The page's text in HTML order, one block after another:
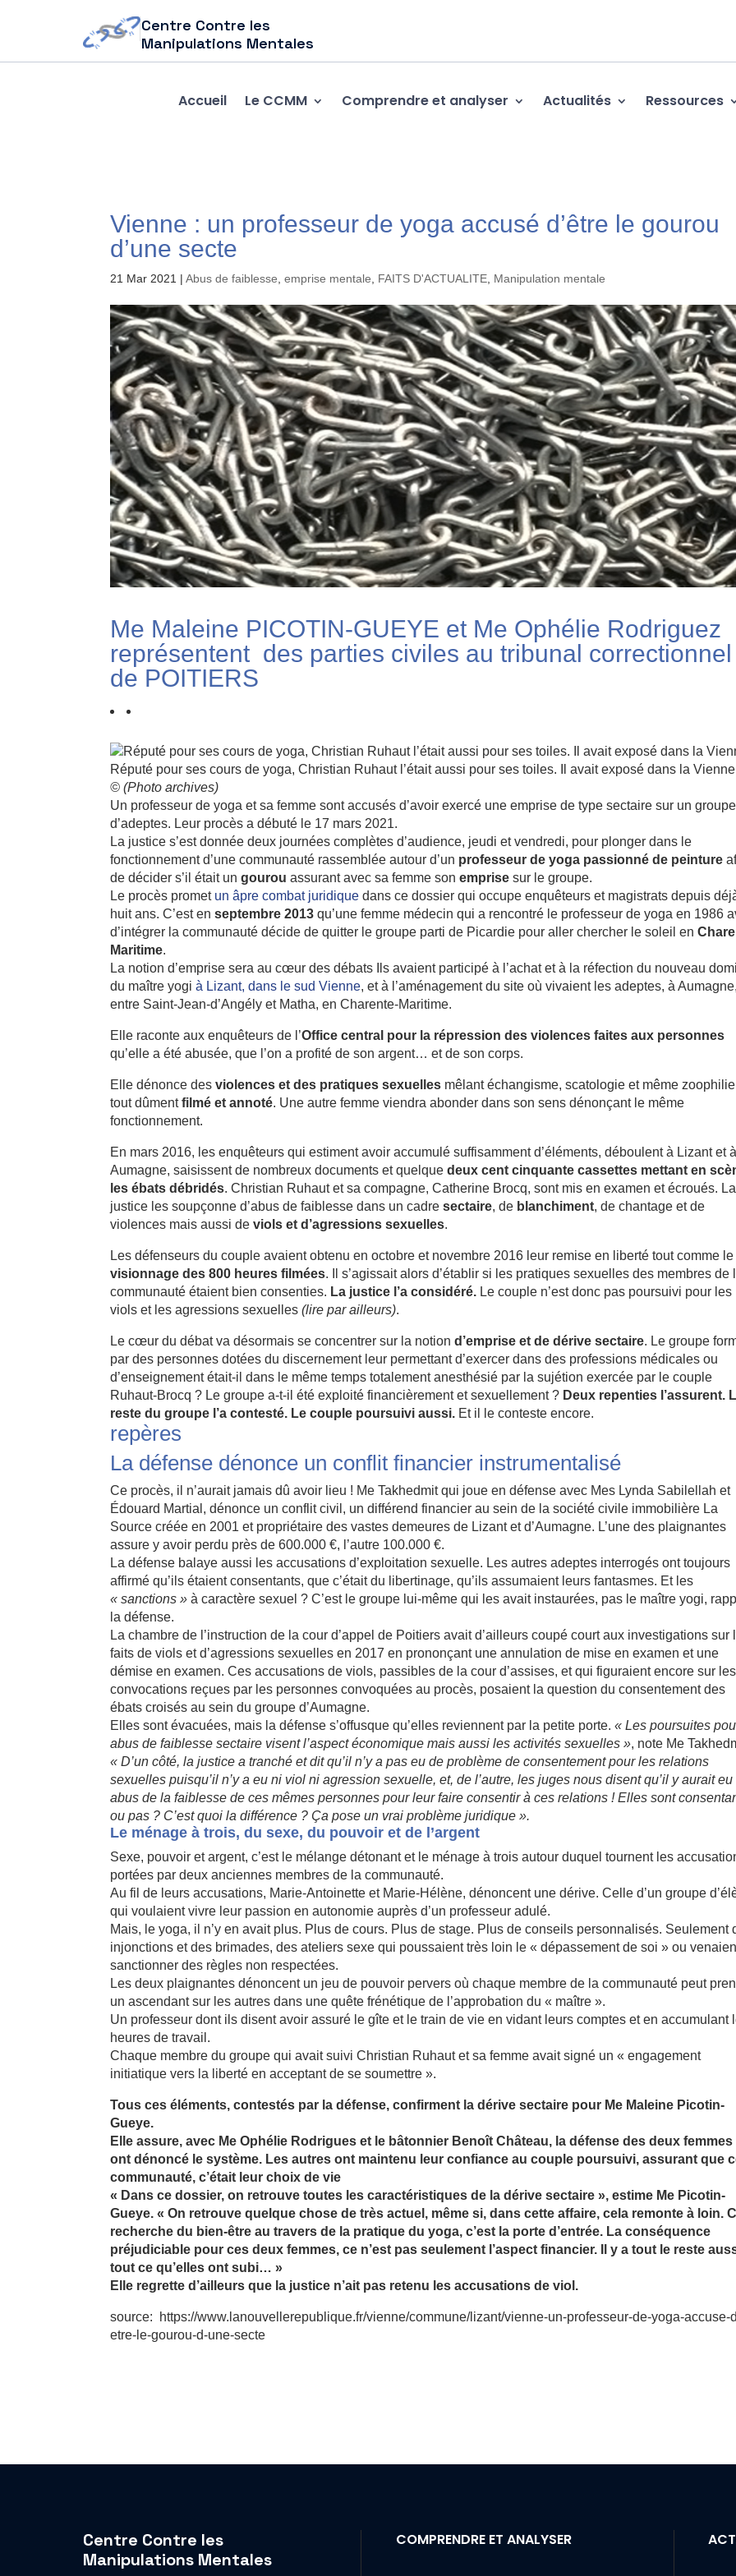
Centre Contre les
Manipulations Mentales
Accueil Le CCMM Comprendre et analyser Actualités Ressources
Vienne : un professeur de yoga accusé d’être le gourou
d’une secte
21 Mar 2021 |Abus de faiblesse ,emprise mentale FAITS D'ACTUALITE Manipulation mentale
Me Maleine PICOTIN-GUEYE et Me Ophélie Rodriguez
représentent des parties civiles au tribunal correctionnel
de POITIERS
Réputé pour ses cours de yoga, Christian Ruhaut l’était aussi pour ses toiles. Il avait exposé dans la
© (Photo archives)
Un professeur de yoga et sa femme sont accusés d’avoir exercé une emprise de type sectaire sur un groupe
d’adeptes. Leur procès a débuté le 17 mars 2021.
La justice s’est donnée deux journées complètes d’audience, jeudi et vendredi, pour plonger dans le
fonctionnement d’une communauté rassemblée autour d’un professeur de yoga passionné de peinture
de décider s’il était ungourouassurant avec sa femme sonemprisesur le groupe.
Le procès promet un âpre combat juridique dans ce dossier qui occupe enquêteurs et magistrats depuis
huit ans. C’est enseptembre 2013 qu’une femme médecin qui a rencontré le professeur de yoga en 1986
d’intégrer la communauté décide de quitter le groupe parti de Picardie pour aller chercher le soleil en
Maritime.
La notion d’emprise sera au cœur des débats
Ils avaient participé à l’achat et à la réfection du nouveau
du maître yogià Lizant, dans le sud Vienne, et à l’aménagement du site où vivaient les adeptes, à Aumagne,
entre Saint-Jean-d’Angély et Matha, en Charente-Maritime.
Elle raconte aux enquêteurs de l’Office central pour la répression des violences faites aux personnes
qu’elle a été abusée, que l’on a profité de son argent… et de son corps.
Elle dénonce desviolences et des pratiques sexuelles mêlant échangisme, scatologie et même
tout dûmentfilmé et annoté. Une autre femme viendra abonder dans son sens dénonçant le même
fonctionnement.
En mars 2016, les enquêteurs qui estiment avoir accumulé suffisamment d’éléments, déboulent à Lizant et à
Aumagne, saisissent de nombreux documents et quelquedeux cent cinquante cassettes mettant en
les ébats débridés. Christian Ruhaut et sa compagne, Catherine Brocq, sont mis en examen et écroués. La
justice les soupçonne d’abus de faiblesse dans un cadresectaire, de blanchiment, de chantage et de
violences mais aussi de viols et d’agressions sexuelles.
Les défenseurs du couple avaient obtenu en octobre et novembre 2016 leur remise en liberté tout comme le
visionnage des 800 heures filmées. Il s’agissait alors d’établir si les pratiques sexuelles des membres de
communauté étaient bien consenties. La justice l’a considéré. Le couple n’est donc pas poursuivi pour les
viols et les agressions sexuelles(lire par ailleurs).
Le cœur du débat va désormais se concentrer sur la notiond’emprise et de dérive sectaire. Le groupe
par des personnes dotées du discernement leur permettant d’exercer dans des professions médicales ou
d’enseignement était-il dans le même temps totalement anesthésié par la sujétion exercée par le couple
Ruhaut-Brocq ? Le groupe a-t-il été exploité financièrement et sexuellement ? Deux repenties l’assurent.
reste du groupe l’a contesté. Le couple poursuivi aussi. Et il le conteste encore.
repères
La défense dénonce un conflit financier instrumentalisé
Ce procès, il n’aurait jamais dû avoir lieu ! Me Takhedmit qui joue en défense avec Mes Lynda Sabilellah et
Édouard Martial, dénonce un conflit civil, un différend financier au sein de la société civile immobilière La
Source créée en 2001 et propriétaire des vastes demeures de Lizant et d’Aumagne. L’une des plaignantes
assure y avoir perdu près de 600.000 €, l’autre 100.000 €.
La défense balaye aussi les accusations d’exploitation sexuelle. Les autres adeptes interrogés ont toujours
affirmé qu’ils étaient consentants, que c’était du libertinage, qu’ils assumaient leurs fantasmes. Et les
« sanctions »à caractère sexuel ? C’est le groupe lui-même qui les avait instaurées, pas le maître yogi,
la défense.
La chambre de l’instruction de la cour d’appel de Poitiers avait d’ailleurs coupé court aux investigations sur
faits de viols et d’agressions sexuelles en 2017 en prononçant une annulation de mise en examen et une
démise en examen. Ces accusations de viols, passibles de la cour d’assises, et qui figuraient encore sur les
convocations reçues par les personnes convoquées au procès, posaient la question du consentement des
ébats croisés au sein du groupe d’Aumagne.
Elles sont évacuées, mais la défense s’offusque qu’elles reviennent par la petite porte.« Les poursuites
abus de faiblesse sectaire visent l’aspect économique mais aussi les activités sexuelles », note Me
« D’un côté, la justice a tranché et dit qu’il n’y a pas eu de problème de consentement pour les relations
sexuelles puisqu’il n’y a eu ni viol ni agression sexuelle, et, de l’autre, les juges nous disent qu’il y aurait eu
abus de la faiblesse de ces mêmes personnes pour leur faire consentir à ces relations ! Elles sont
ou pas ? C’est quoi la différence ? Ça pose un vrai problème juridique ».
Le ménage à trois, du sexe, du pouvoir et de l’argent
Sexe, pouvoir et argent, c’est le mélange détonant et le ménage à trois autour duquel tournent les
portées par deux anciennes membres de la communauté.
Au fil de leurs accusations, Marie-Antoinette et Marie-Hélène, dénoncent une dérive. Celle d’un groupe
qui voulaient vivre leur passion en autonomie auprès d’un professeur adulé.
Mais, le yoga, il n’y en avait plus. Plus de cours. Plus de stage. Plus de conseils personnalisés. Seulement
injonctions et des brimades, des ateliers sexe qui poussaient très loin le « dépassement de soi » ou
sanctionner des règles non respectées.
Les deux plaignantes dénoncent un jeu de pouvoir pervers où chaque membre de la communauté peut
un ascendant sur les autres dans une quête frénétique de l’approbation du « maître ».
Un professeur dont ils disent avoir assuré le gîte et le train de vie en vidant leurs comptes et en accumulant
heures de travail.
Chaque membre du groupe qui avait suivi Christian Ruhaut et sa femme avait signé un « engagement
initiatique vers la liberté en acceptant de se soumettre ».
Tous ces éléments, contestés par la défense, confirment la dérive sectaire pour Me Maleine Picotin-
Gueye.
Elle assure, avec Me Ophélie Rodrigues et le bâtonnier Benoît Château, la défense des deux femmes
ont dénoncé le système. Les autres ont maintenu leur confiance au couple poursuivi, assurant que
communauté, c’était leur choix de vie
« Dans ce dossier, on retrouve toutes les caractéristiques de la dérive sectaire », estime Me Picotin-
Gueye. « On retrouve quelque chose de très actuel, même si, dans cette affaire, cela remonte à loin.
recherche du bien-être au travers de la pratique du yoga, c’est la porte d’entrée. La conséquence
préjudiciable pour ces deux femmes, ce n’est pas seulement l’aspect financier. Il y a tout le reste
tout ce qu’elles ont subi… »
Elle regrette d’ailleurs que la justice n’ait pas retenu les accusations de viol.
source: https://www.lanouvellerepublique.fr/vienne/commune/lizant/vienne-un-professeur-de-yoga-accuse-
etre-le-gourou-d-une-secte
Centre Contre les
Manipulations Mentales
COMPRENDRE ET ANALYSER